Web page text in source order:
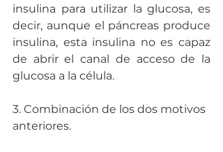
insulina para utilizar la glucosa, es
decir, aunque el páncreas produce
insulina, esta insulina no es capaz
de abrir el canal de acceso de la
glucosa a la célula.
3. Combinación de los dos motivos
anteriores.